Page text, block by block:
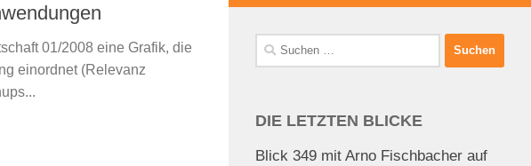
01/2008 eine Grafik, die
einordnet (Relevanz
Suchen
nach:
DIE LETZTEN BLICKE
Blick 349 mit Arno Fischbacher auf